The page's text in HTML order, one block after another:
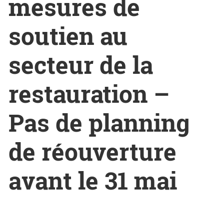
mesures de
soutien au
secteur de la
restauration –
Pas de planning
de réouverture
avant le 31 mai